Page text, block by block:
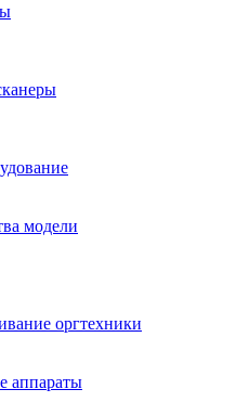
модели
оргтехники
аппараты